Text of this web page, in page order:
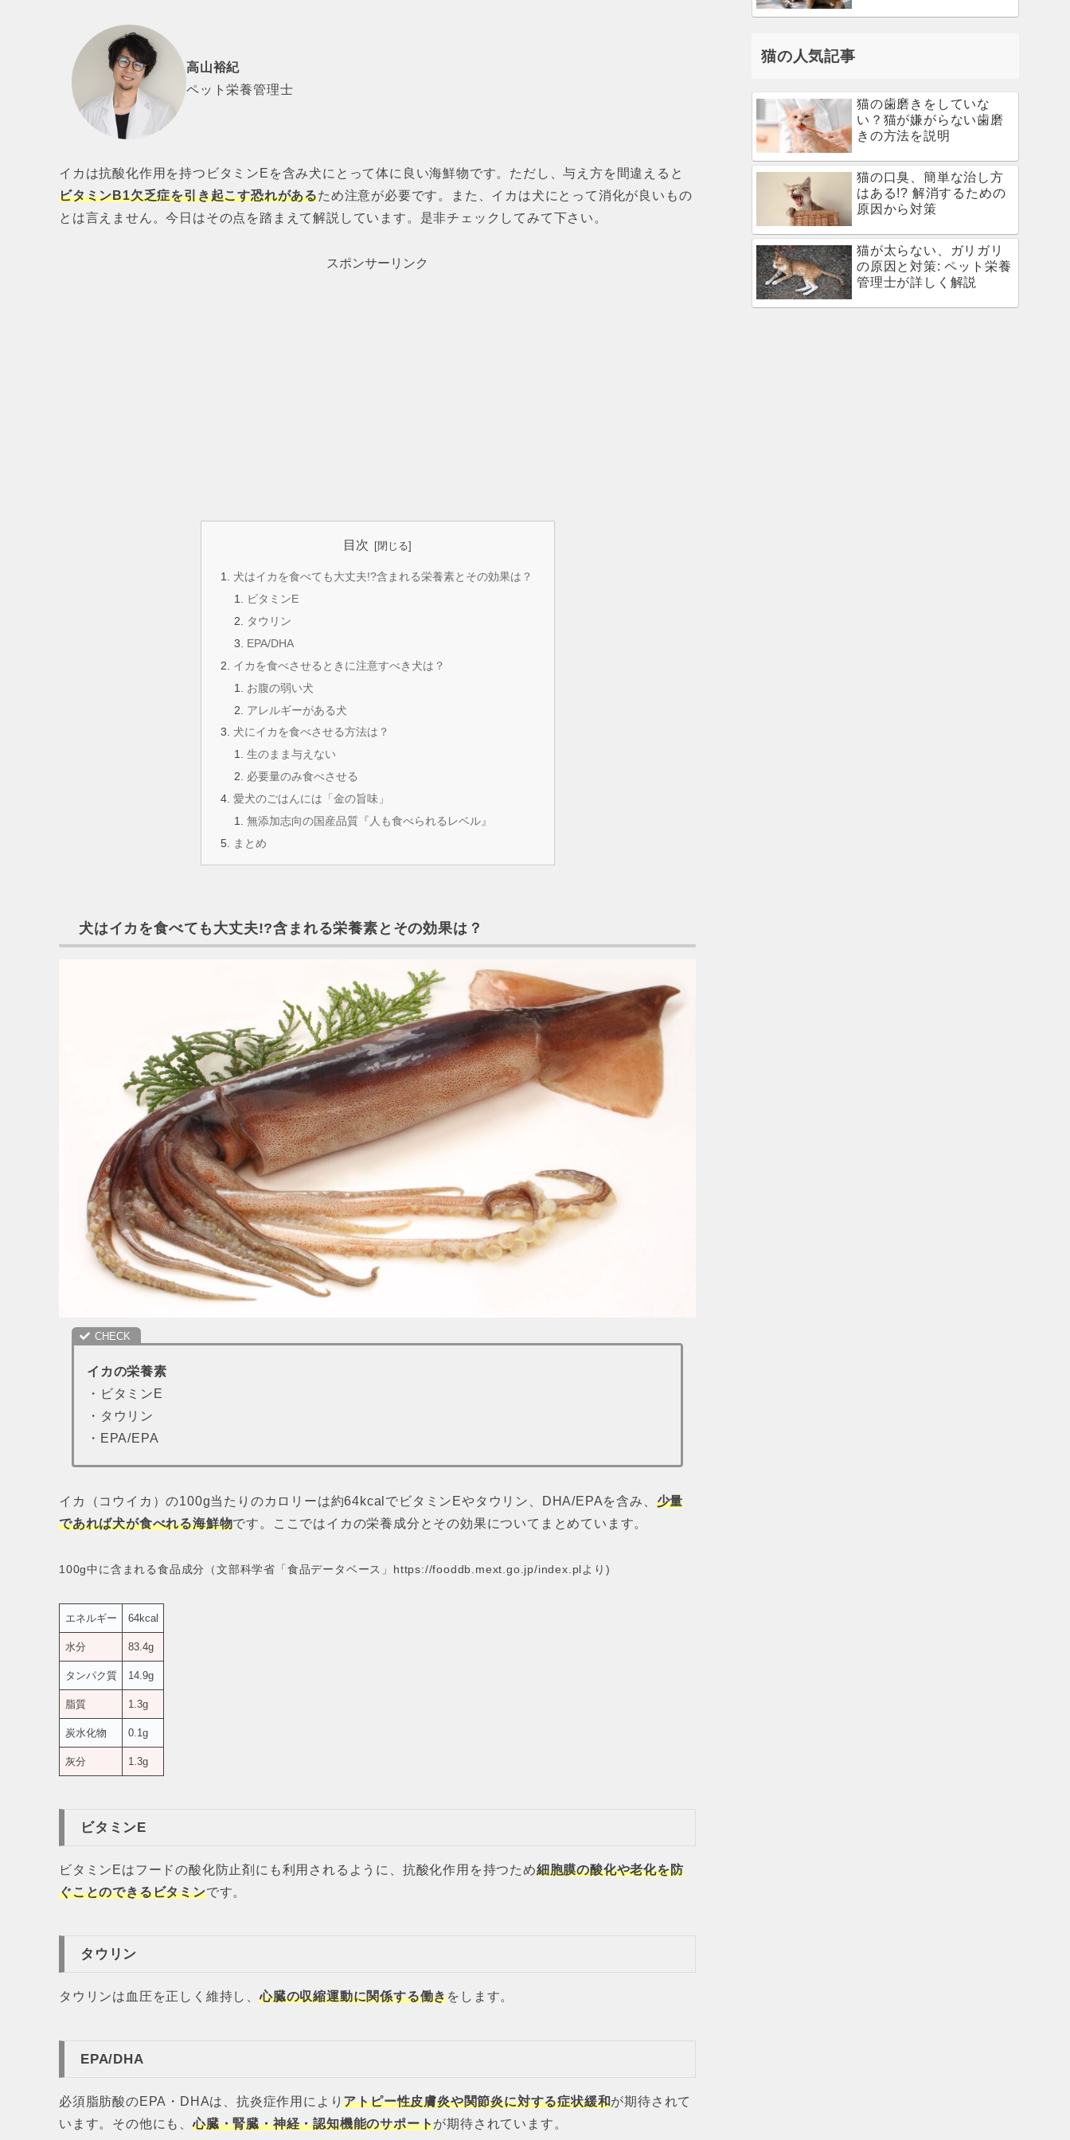
高山裕紀
ペット栄養管理士
イカは抗酸化作用を持つビタミンEを含み犬にとって体に良い海鮮物です。ただし、与え方を間違えると
ビタミンB1欠乏症を引き起こす恐れがあるため注意が必要です。また、イカは犬にとって消化が良いもの
とは言えません。今日はその点を踏まえて解説しています。是非チェックしてみて下さい。
スポンサーリンク
目次
犬はイカを食べても大丈夫!?含まれる栄養素とその効果は？
ビタミンE
タウリン
EPA/DHA
イカを食べさせるときに注意すべき犬は？
お腹の弱い犬
アレルギーがある犬
犬にイカを食べさせる方法は？
生のまま与えない
必要量のみ食べさせる
愛犬のごはんには「金の旨味」
無添加志向の国産品質『人も食べられるレベル』
まとめ
犬はイカを食べても大丈夫!?含まれる栄養素とその効果は？
イカの栄養素
・ビタミンE
・タウリン
・EPA/EPA
イカ（コウイカ）の100g当たりのカロリーは約64kcalでビタミンEやタウリン、DHA/EPAを含み、 少量
であれば犬が食べれる海鮮物です。ここではイカの栄養成分とその効果についてまとめています。
100g中に含まれる食品成分（文部科学省「食品データベース」https://fooddb.mext.go.jp/index.plより)
エネルギー 64kcal
水分 83.4g
タンパク質 14.9g
脂質 1.3g
炭水化物 0.1g
灰分 1.3g
ビタミンE
ビタミンEはフードの酸化防止剤にも利用されるように、抗酸化作用を持つため細胞膜の酸化や老化を防
ぐことのできるビタミンです。
タウリン
タウリンは血圧を正しく維持し、心臓の収縮運動に関係する働きをします。
EPA/DHA
必須脂肪酸のEPA・DHAは、抗炎症作用によりアトピー性皮膚炎や関節炎に対する症状緩和が期待されて
います。その他にも、心臓・腎臓・神経・認知機能のサポートが期待されています。
猫の人気記事
猫の歯磨きをしていな
い？猫が嫌がらない歯磨
きの方法を説明
猫の口臭、簡単な治し方
はある!? 解消するための
原因から対策
猫が太らない、ガリガリ
の原因と対策: ペット栄養
管理士が詳しく解説